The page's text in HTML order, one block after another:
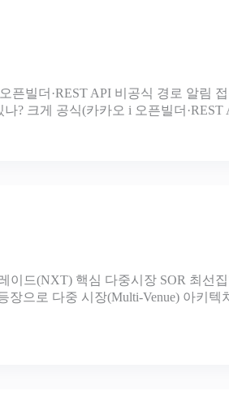
픈빌더·REST API 비공식 경로 알림
? 크게 공식(카카오 i 오픈빌더
드(NXT) 핵심 다중시장 SOR 최선
으로 다중 시장(Multi-Venue) 아키